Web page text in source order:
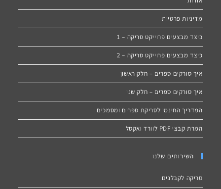
מדיניות פרטיות
כיצד מבצעים פרוייקט סריקה – 1
כיצד מבצעים פרוייקט סריקה – 2
איך סורקים ספרים – חלק ראשון
איך סורקים ספרים – חלק שני
המדריך החינמי לסריקת ספרים ומסמכים
המרת קבצי PDF לוורד ואקסל
השירותים שלנו
סריקה לקבלנים